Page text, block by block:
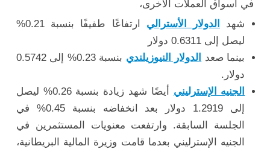
في أسواق العملات الأخرى،
شهد
الدولار الأسترالي
ارتفاعًا طفيفًا بنسبة 0.21%
ليصل إلى 0.6311 دولار
بينما صعد
الدولار النيوزيلندي
بنسبة 0.23% إلى 0.5742
دولار.
الجنيه الإسترليني
أيضًا شهد زيادة بنسبة 0.26% ليصل
إلى 1.2919 دولار بعد انخفاضه بنسبة 0.45% في
الجلسة السابقة. وارتفعت معنويات المستثمرين في
الجنيه الإسترليني بعدما قامت وزيرة المالية البريطانية،